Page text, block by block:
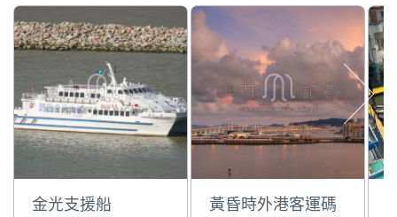
金光支援船
黃昏時外港客運碼